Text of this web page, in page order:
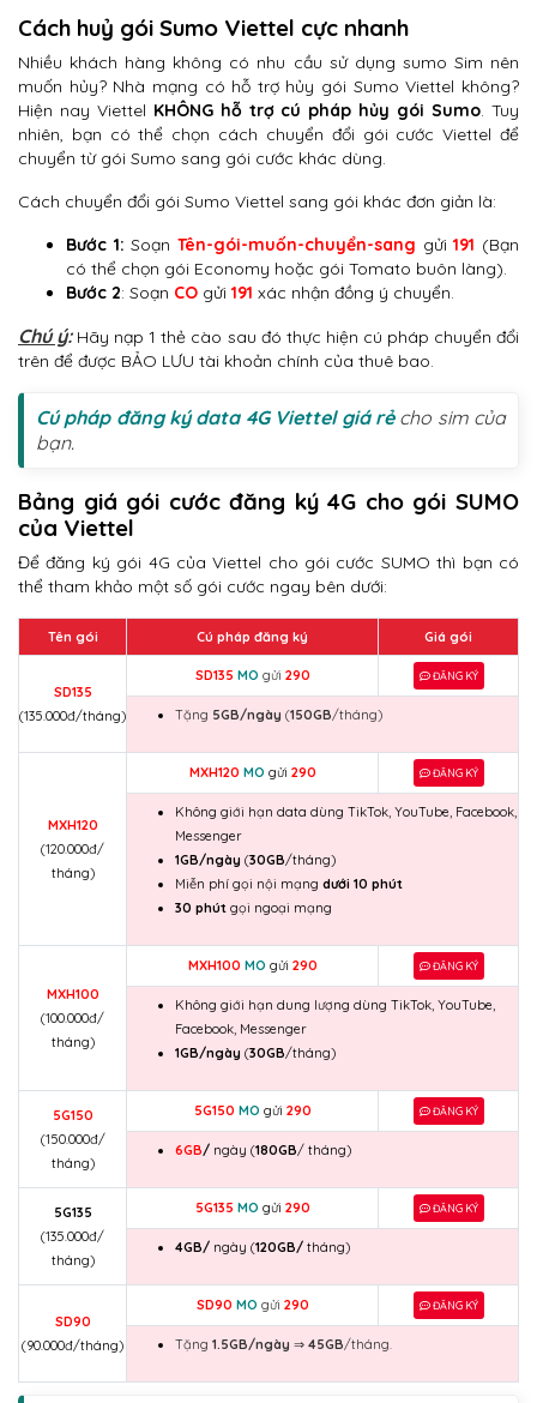
Cách huỷ gói Sumo Viettel cực nhanh
Nhiều khách hàng không có nhu cầu sử dụng sumo Sim nên
muốn hủy? Nhà mạng có hỗ trợ hủy gói Sumo Viettel không?
Hiện nay Viettel KHÔNG hỗ trợ cú pháp hủy gói Sumo. Tuy
nhiên, bạn có thể chọn cách chuyển đổi gói cước Viettel để
chuyển từ gói Sumo sang gói cước khác dùng.
Cách chuyển đổi gói Sumo Viettel sang gói khác đơn giản là:
Bước 1: SoạnTên-gói-muốn-chuyển-sang gửi191 (Bạn
có thể chọn gói Economy hoặc gói Tomato buôn làng).
Bước 2: Soạn CO gửi 191 xác nhận đồng ý chuyển.
Chú ý:Hãy nạp 1 thẻ cào sau đó thực hiện cú pháp chuyển đổi
trên để được BẢO LƯU tài khoản chính của thuê bao.
Cú pháp đăng ký data 4G Viettel giá rẻcho sim của
bạn.
Bảng giá gói cước đăng ký 4G cho gói SUMO
của Viettel
Để đăng ký gói 4G của Viettel cho gói cước SUMO thì bạn có
thể tham khảo một số gói cước ngay bên dưới:
Tên gói Cú pháp đăng ký Giá gói
SD135
(135.000đ/tháng)
SD135 MO gửi 290 ĐĂNG KÝ
Tặng 5GB/ngày (150GB/tháng)
MXH120
(120.000đ/
tháng)
MXH120 MO gửi 290 ĐĂNG KÝ
Không giới hạn data dùng TikTok, YouTube, Facebook,
Messenger
1GB/ngày (30GB/tháng)
Miễn phí gọi nội mạng dưới 10 phút
30 phút gọi ngoại mạng
MXH100
(100.000đ/
tháng)
MXH100 MO gửi 290 ĐĂNG KÝ
Không giới hạn dung lượng dùng TikTok, YouTube,
Facebook, Messenger
1GB/ngày (30GB/tháng)
5G150
(150.000đ/
tháng)
5G150 MO gửi 290 ĐĂNG KÝ
6GB/ ngày (180GB/ tháng)
5G135
(135.000đ/
tháng)
5G135 MO gửi 290 ĐĂNG KÝ
4GB/ ngày (120GB/ tháng)
SD90
(90.000đ/tháng)
SD90 MO gửi 290 ĐĂNG KÝ
Tặng 1.5GB/ngày ⇒ 45GB/tháng.